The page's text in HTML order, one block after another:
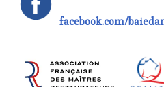
facebook.com/